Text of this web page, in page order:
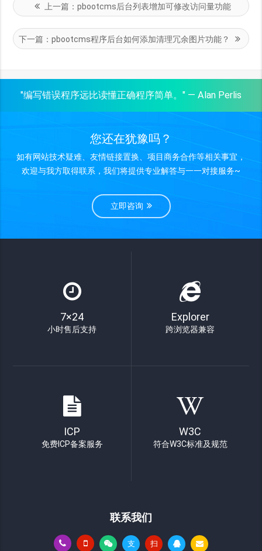
上一篇：pbootcms后台列表增加可修改访问量功能
下一篇： pbootcms程序后台如何添加清理冗余图片功能？
"编写错误程序远比读懂正确程序简单。" — Alan Perlis
您还在犹豫吗？
如有网站技术疑难、友情链接置换、项目商务合作等相关事宜，
欢迎与我方取得联系，我们将提供专业解答与一一对接服务~
立即咨询
7×24
小时售后支持
Explorer
跨浏览器兼容
ICP
免费ICP备案服务
W3C
符合W3C标准及规范
联系我们
支 扫